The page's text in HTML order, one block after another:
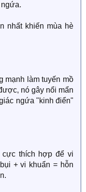
nhất khiến mùa hè
mạnh làm tuyến mồ
nó gây nổi mẩn
ngứa "kinh điển"
thích hợp để vi
+ vi khuẩn = hỗn